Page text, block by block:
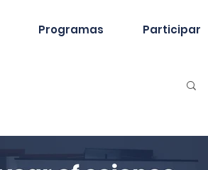
Programas Participar